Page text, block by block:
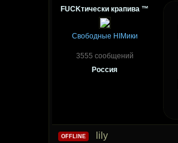
FUCKтически крапива ™
Свободные HIMики
3555 сообщений
Россия
OFFLINE lily